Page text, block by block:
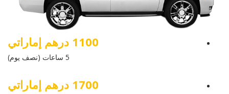
1100 درهم إماراتي
5 ساعات (نصف يوم)
1700 درهم إماراتي